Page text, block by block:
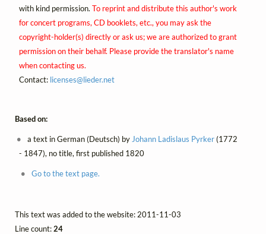
with kind permission. To reprint and distribute this author's work
for concert programs, CD booklets, etc., you may ask the
copyright-holder(s) directly or ask us; we are authorized to grant
permission on their behalf. Please provide the translator's name
when contacting us.
Contact: licenses@lieder.net
Based on:
a text in German (Deutsch) byJohann Ladislaus Pyrker(1772
- 1847), no title, first published 1820
Go to the text page.
This text was added to the website: 2011-11-03
Line count:24